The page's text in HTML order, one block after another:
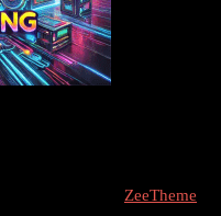
ZeeTheme